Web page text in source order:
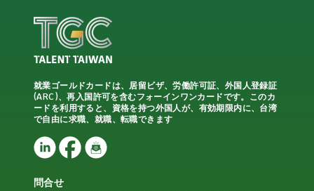
就業ゴールドカードは、居留ビザ、労働許可証、外国人登録証
(ARC)、再入国許可を含むフォーインワンカードです。このカ
ードを利用すると、資格を持つ外国人が、有効期限内に、台湾
で自由に求職、就職、転職できます
問合せ